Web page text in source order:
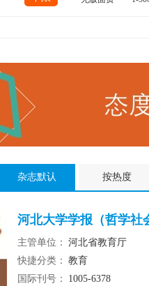
杂志默认 按热度
河北大学学报（哲学社
主管单位： 河北省教育厅
快捷分类： 教育
国际刊号：
1005-6378